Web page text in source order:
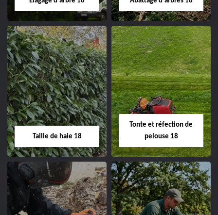
changement grillage et
clôture 18 Cher tel:
02.52.56.49.40
Elagage d'arbre 18
Entreprise élagage
d'arbre 18 Cher tel:
02.52.56.49.40
Abattage d'arbres
18
Entreprise abattage
Taille de haie 18
Taille de haie 18
Tonte et réfection de
pelouse 18
Tonte et réfection